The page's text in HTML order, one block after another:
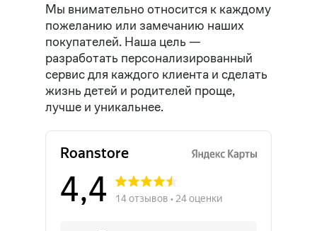
Мы внимательно относится к каждому
пожеланию или замечанию наших
покупателей. Наша цель —
разработать персонализированный
сервис для каждого клиента и сделать
жизнь детей и родителей проще,
лучше и уникальнее.